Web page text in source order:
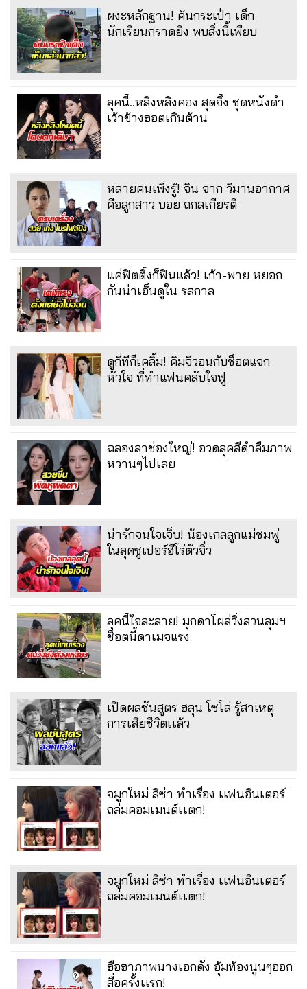
ผงะหลักฐาน! ค้นกระเป๋า เด็ก
นักเรียนกราดยิง พบสิ่งนี้เพียบ
ลุคนี้..หลิงหลิงคอง สุดจึ้ง ชุดหนังดำ
เว้าข้างฮอตเกินต้าน
หลายคนเพิ่งรู้! จิน จาก วิมานอากาศ
คือลูกสาว บอย ถกลเกียรติ
แค่ฟิตติ้งก็ฟินแล้ว! เก้า-พาย หยอก
กันน่าเอ็นดูใน รสกาล
ดูกี่ทีก็เคลิ้ม! คิมจีวอนกับช็อตแจก
หัวใจ ที่ทำแฟนคลับใจฟู
ฉลองลาช่องใหญ่! อวดลุคสีดำลืมภาพ
หวานๆไปเลย
น่ารักจนใจเจ็บ! น้องเกลลูกแม่ชมพู่
ในลุคซูเปอร์ฮีโร่ตัวจิ๋ว
ลุคนี้ใจละลาย! มุกดาโผล่วิ่งสวนลุมฯ
ช็อตนี้ดาเมจแรง
เปิดผลชันสูตร ฮลุน โซโล่ รู้สาเหตุ
การเสียชีวิตเเล้ว
จมูกใหม่ ลิซ่า ทำเรื่อง เเฟนอินเตอร์
ถล่มคอมเมนต์เเตก!
จมูกใหม่ ลิซ่า ทำเรื่อง เเฟนอินเตอร์
ถล่มคอมเมนต์เเตก!
ฮือฮาภาพนางเอกดัง อุ้มท้องนูนๆออก
สื่อครั้งเเรก!